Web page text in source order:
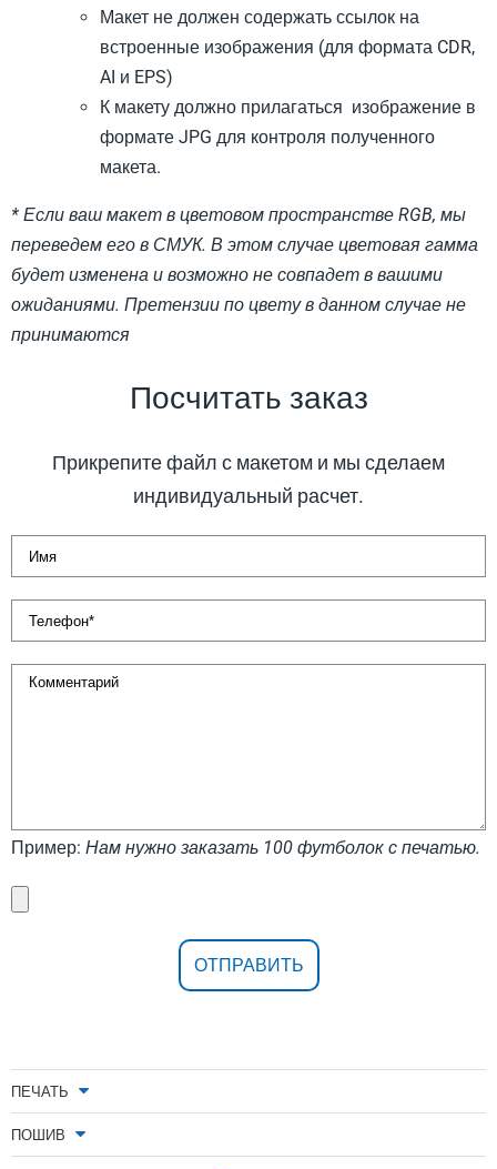
Макет не должен содержать ссылок на
встроенные изображения (для формата CDR,
AI и EPS)
К макету должно прилагаться изображение в
формате JPG для контроля полученного
макета.
* Если ваш макет в цветовом пространстве RGB, мы
переведем его в СМУК. В этом случае цветовая гамма
будет изменена и возможно не совпадет в вашими
ожиданиями. Претензии по цвету в данном случае не
принимаются
Посчитать заказ
Прикрепите файл с макетом и мы сделаем
индивидуальный расчет.
Пример: Нам нужно заказать 100 футболок с печатью.
ПЕЧАТЬ
ПОШИВ